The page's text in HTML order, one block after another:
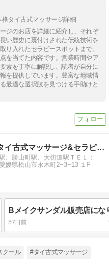
タイ古式マッサージ詳細
ジのお店を詳細に紹介し、それぞ
い歴史に裏付けされた伝統技術を
り入れたセラピースポットまで、
を当てた内容です。営業時間やア
素を丁寧に解説し、読者が自分に
を提供しています。豊富な地域情
最適な選択肢を見つける手助けと
サバイサバイ タイ古式マッサージ&セラピストスクール
、勝山町駅、大街道駅ＴＥＬ：
089-935-8948住所：愛媛県松山市永木町2−3−13 １F
Bメイクサンダル販売店に
57日前
クール #タイ古式マッサージ